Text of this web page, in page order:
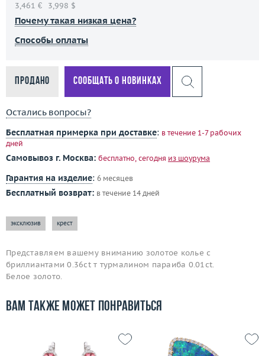
3,461 € 3,998 $
Почему такая низкая цена?
Способы оплаты
Продано Сообщать о новинках
Остались вопросы?
Бесплатная примерка при доставке: в течение 1-7 рабочих
дней
Самовывоз г. Москва: бесплатно, сегодня из шоурума
Гарантия на изделие: 6 месяцев
Бесплатный возврат: в течение 14 дней
эксклюзив крест
Представляем вашему вниманию золотое колье с
бриллиантами 0.36ct т турмалином параиба 0.01ct.
Белое золото.
Вам также может понравиться